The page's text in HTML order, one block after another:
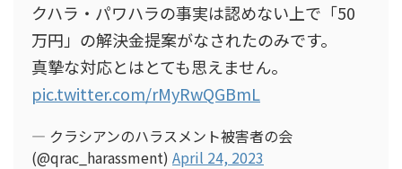
クハラ・パワハラの事実は認めない上で「50
万円」の解決金提案がなされたのみです。
真摯な対応とはとても思えません。
pic.twitter.com/rMyRwQGBmL
— クラシアンのハラスメント被害者の会
(@qrac_harassment) April 24, 2023